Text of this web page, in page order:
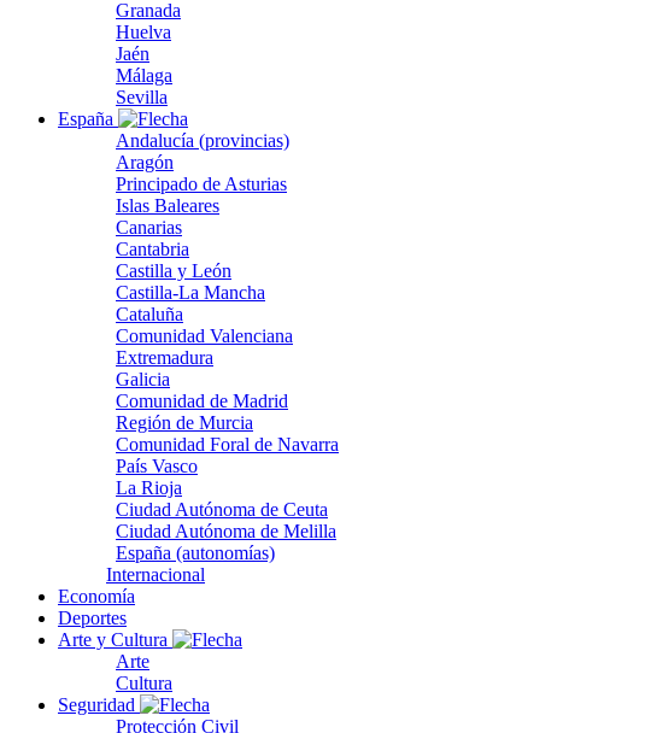
Granada
Huelva
Jaén
Málaga
Sevilla
España
Andalucía (provincias)
Aragón
Principado de Asturias
Islas Baleares
Canarias
Cantabria
Castilla y León
Castilla-La Mancha
Cataluña
Comunidad Valenciana
Extremadura
Galicia
Comunidad de Madrid
Región de Murcia
Comunidad Foral de Navarra
País Vasco
La Rioja
Ciudad Autónoma de Ceuta
Ciudad Autónoma de Melilla
España (autonomías)
Internacional
Economía
Deportes
Arte y Cultura
Arte
Cultura
Seguridad
Protección Civil